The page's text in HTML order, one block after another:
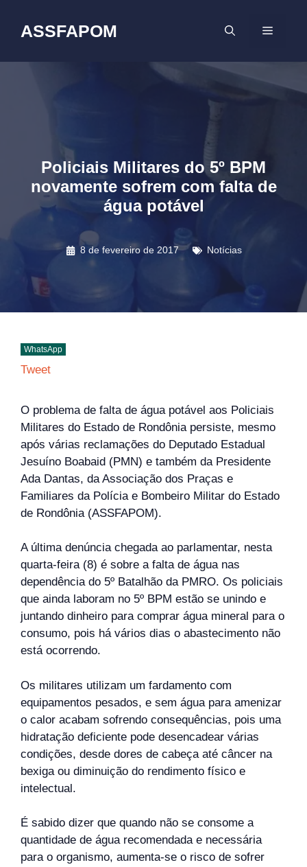
conteúdo
ASSFAPOM MENU
Policiais Militares do 5º BPM
novamente sofrem com falta de
água potável
8 de fevereiro de 2017 Notícias
WhatsApp
Tweet
O problema de falta de água potável aos Policiais
Militares do Estado de Rondônia persiste, mesmo
após várias reclamações do Deputado Estadual
Jesuíno Boabaid (PMN) e também da Presidente
Ada Dantas, da Associação dos Praças e
Familiares da Polícia e Bombeiro Militar do Estado
de Rondônia (ASSFAPOM).
A última denúncia chegada ao parlamentar, nesta
quarta-feira (8) é sobre a falta de água nas
dependência do 5º Batalhão da PMRO. Os policiais
que ainda laboram no 5º BPM estão se unindo e
juntando dinheiro para comprar água mineral para o
consumo, pois há vários dias o abastecimento não
está ocorrendo.
Os militares utilizam um fardamento com
equipamentos pesados, e sem água para amenizar
o calor acabam sofrendo consequências, pois uma
hidratação deficiente pode desencadear várias
condições, desde dores de cabeça até câncer na
bexiga ou diminuição do rendimento físico e
intelectual.
É sabido dizer que quando não se consome a
quantidade de água recomendada e necessária
para o organismo, aumenta-se o risco de sofrer